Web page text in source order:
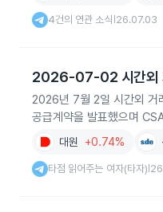
4건의 연관 소식 26.07.03
2026-07-02 시간외
2026년 7월 2일 시간외 거
공급계약을 발표했으며
대원 +0.74%
타점 읽어주는 여자(타자)